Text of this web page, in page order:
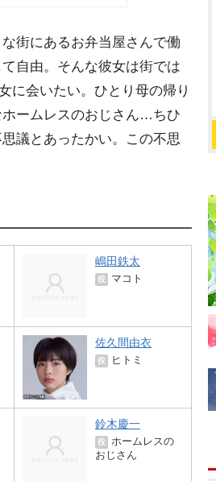
街にあるお弁当屋さんで働
自由。そんな彼女は街では
に会いたい。ひとり母の帰り
ームレスのおじさん…ちひ
議とあったかい。この不思
嶋田鉄太
役 マコト
佐久間由衣
役 ヒトミ
鈴木慶一
役
ホームレスの
おじさん